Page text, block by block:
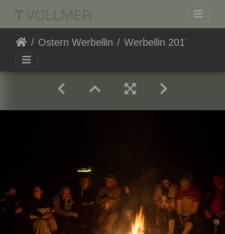
Ostern Werbellin Werbellin 20170416-210031 8765